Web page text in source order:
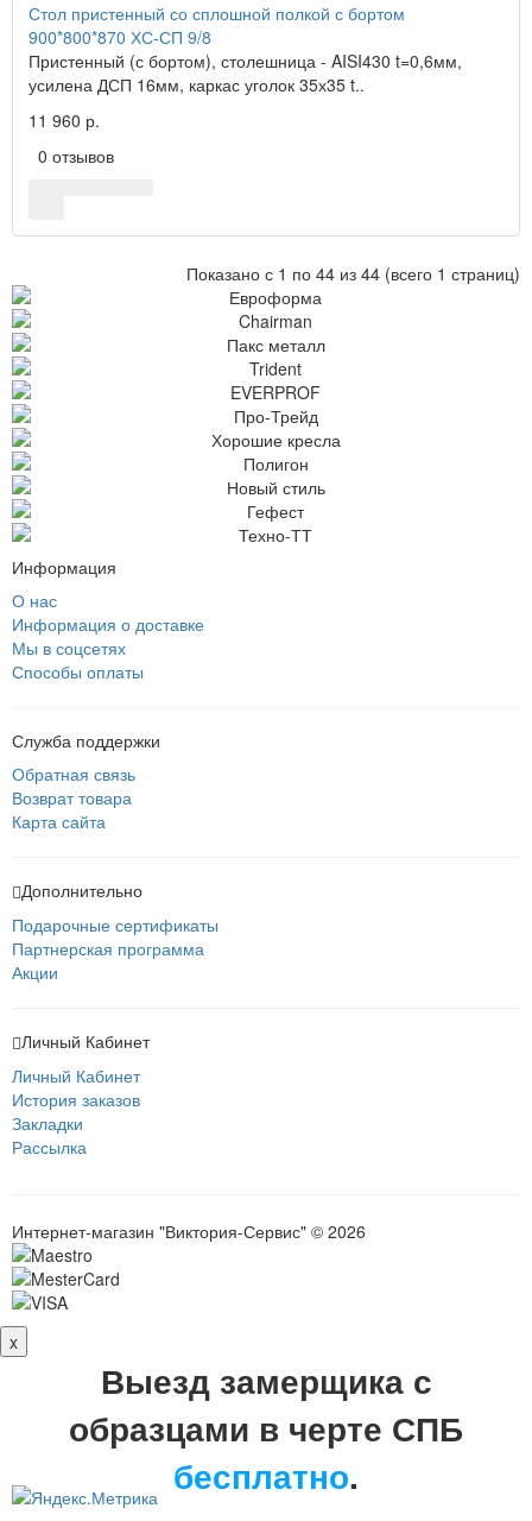
Стол пристенный со сплошной полкой с бортом
900*800*870 ХС-СП 9/8
Пристенный (с бортом), столешница - AISI430 t=0,6мм,
усилена ДСП 16мм, каркас уголок 35х35 t..
11 960 р.
0 отзывов
Показано с 1 по 44 из 44 (всего 1 страниц)
Информация
О нас
Информация о доставке
Мы в соцсетях
Способы оплаты
Служба поддержки
Обратная связь
Возврат товара
Карта сайта
Дополнительно
Подарочные сертификаты
Партнерская программа
Акции
Личный Кабинет
Личный Кабинет
История заказов
Закладки
Рассылка
Интернет-магазин "Виктория-Сервис" © 2026
x
Выезд замерщика с
образцами в черте СПБ
бесплатно.